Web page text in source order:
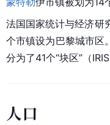
法国国家统计与经济研
个市镇设为巴黎城市区
分为了41个“块区”（
人口